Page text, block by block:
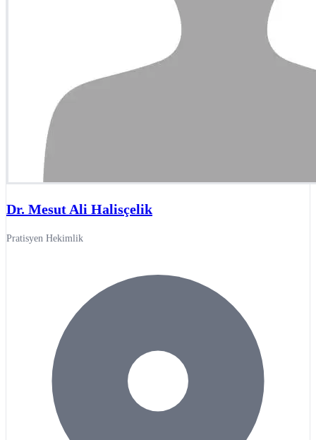
Dr. Mesut Ali Halisçelik
Pratisyen Hekimlik